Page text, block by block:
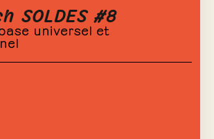
SOLDES #8
universel et